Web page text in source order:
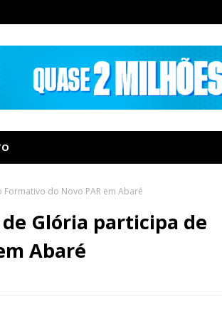
do Novo PAR em Abaré
Glória participa de
Abaré